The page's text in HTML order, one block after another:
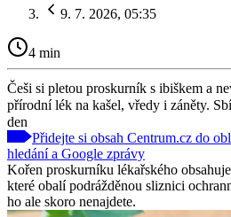
9. 7. 2026, 05:35
4 min
Češi si pletou proskurník s ibiškem a
přírodní lék na kašel, vředy i záněty.
den
Přidejte si obsah Centrum.cz do
hledání a Google zprávy
Kořen proskurníku lékařského
které obalí podrážděnou sliznici
ho ale skoro nenajdete.